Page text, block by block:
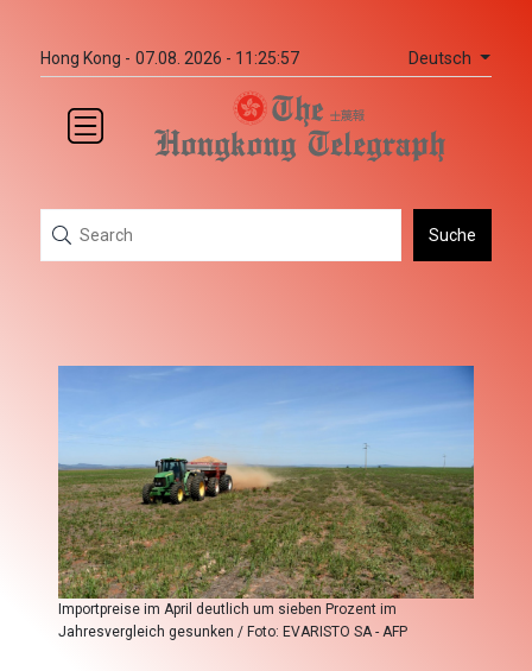
Hong Kong - 07.08. 2026 - 11:25:57 Deutsch
Suche
Importpreise im April deutlich um sieben Prozent im
Jahresvergleich gesunken / Foto: EVARISTO SA - AFP